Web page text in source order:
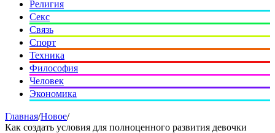
Религия
Секс
Связь
Спорт
Техника
Философия
Человек
Экономика
Главная/Новое/
Как создать условия для полноценного развития девочки